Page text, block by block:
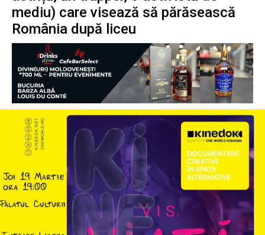
mediu) care visează să părăsească
România după liceu